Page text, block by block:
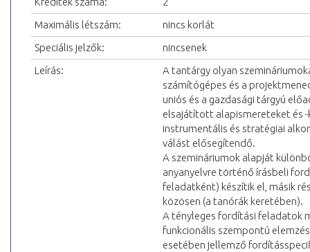
Maximális létszám:
nincs korlát
Speciális jelzők:
nincsenek
Leírás:
A tantárgy olyan
számítógépes és a
uniós és a gazdasági tárgyú
elsajátított alapismereteket és -
instrumentális és stratégiai
válást elősegítendő.
A szemináriumok alapját
anyanyelvre történő írásbeli
feladatként) készítik el, másik
közösen (a tanórák keretében).
A tényleges fordítási feladatok
funkcionális szempontú
esetében jellemző